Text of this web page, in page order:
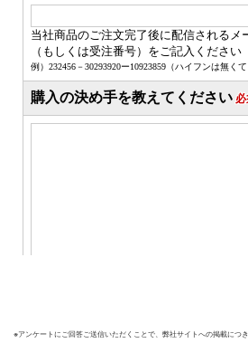
※アンケートにご回答ご送信いただくことで、弊社サイトへの掲載につ